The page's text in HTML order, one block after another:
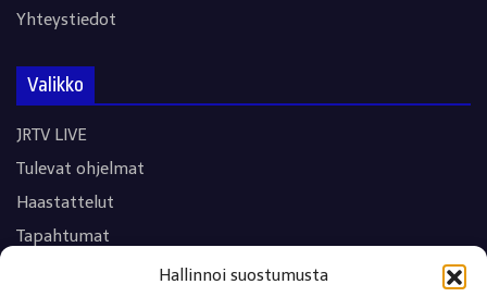
Hallinnoi suostumusta
Yhteystiedot
Valikko
JRTV LIVE
Tulevat ohjelmat
Haastattelut
Tapahtumat